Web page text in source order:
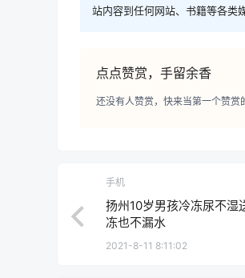
站内容到任何网站、书籍等各类
点点赞赏，手留余香
还没有人赞赏，快来当第一个赞赏
手机
扬州10岁男孩冷冻尿不湿
冻也不漏水
2021-8-11 8:11:02